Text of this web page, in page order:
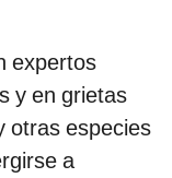
expertos
y en grietas
otras especies
a